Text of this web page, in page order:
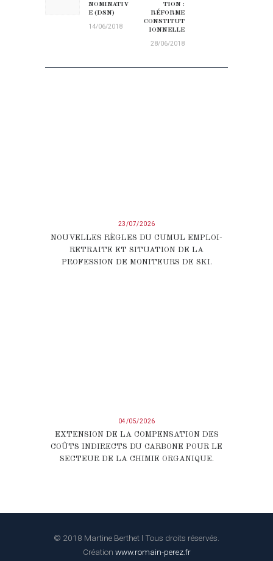
NOMINATIV
E (DSN)
14/06/2018
TION :
RÉFORME
CONSTITUT
IONNELLE
28/06/2018
23/07/2026
NOUVELLES RÈGLES DU CUMUL EMPLOI-
RETRAITE ET SITUATION DE LA
PROFESSION DE MONITEURS DE SKI.
04/05/2026
EXTENSION DE LA COMPENSATION DES
COÛTS INDIRECTS DU CARBONE POUR LE
SECTEUR DE LA CHIMIE ORGANIQUE.
© 2018 Martine Berthet l Tous droits réservés.
Création www.romain-perez.fr